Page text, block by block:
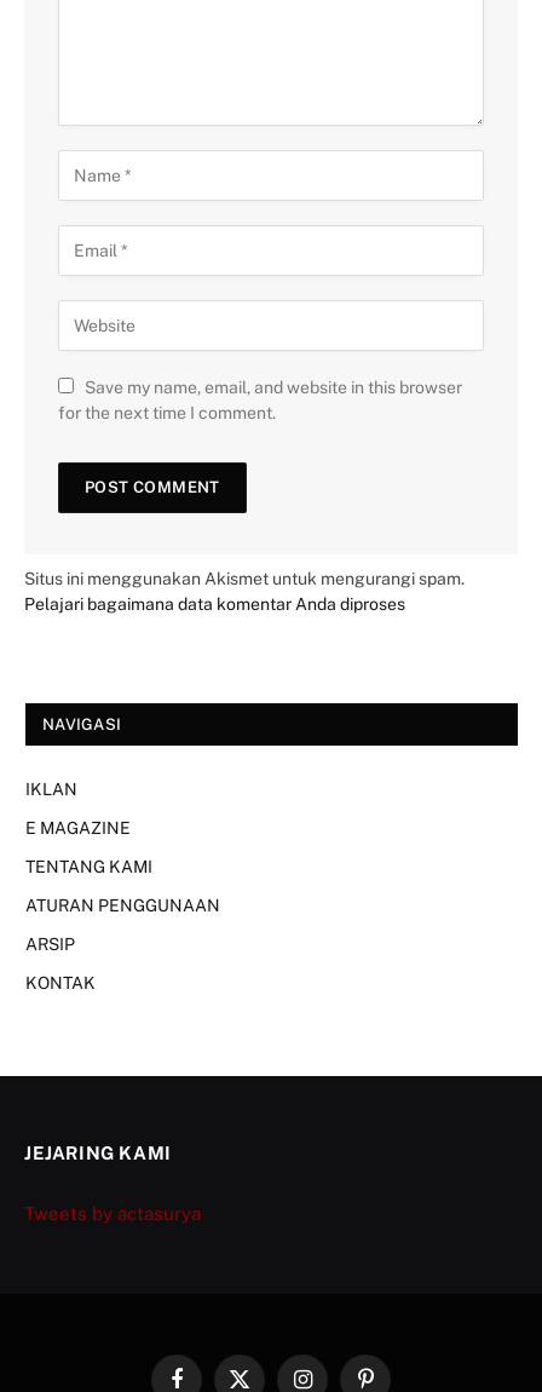
Save my name, email, and website in this browser
for the next time I comment.
Situs ini menggunakan Akismet untuk mengurangi spam.
Pelajari bagaimana data komentar Anda diproses
NAVIGASI
IKLAN
E MAGAZINE
TENTANG KAMI
ATURAN PENGGUNAAN
ARSIP
KONTAK
JEJARING KAMI
Tweets by actasurya